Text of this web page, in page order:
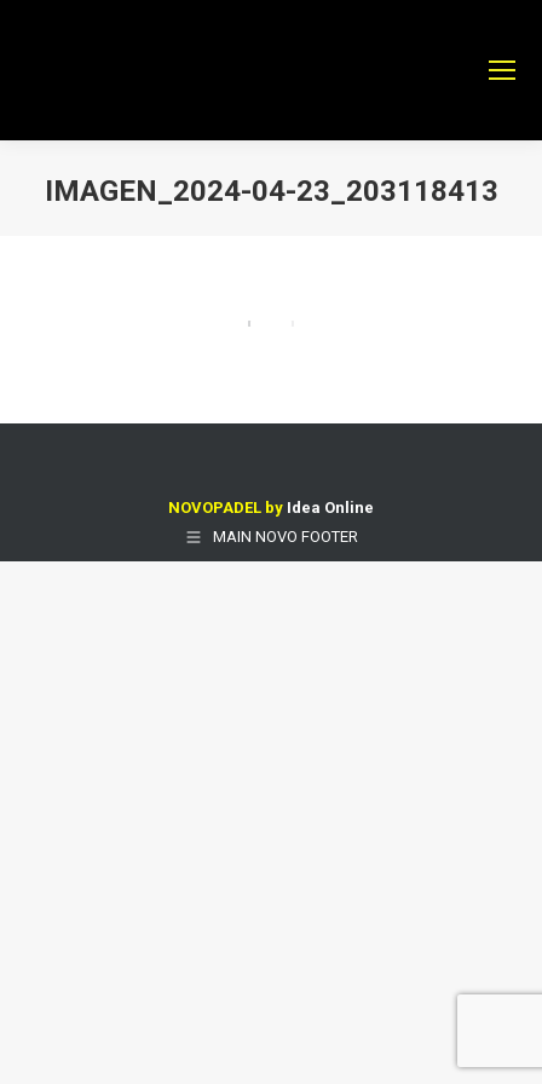
IMAGEN_2024-04-23_203118413
NOVOPADEL by Idea Online
MAIN NOVO FOOTER